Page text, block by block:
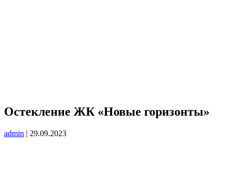
Остекление ЖК «Новые горизонты»
admin | 29.09.2023